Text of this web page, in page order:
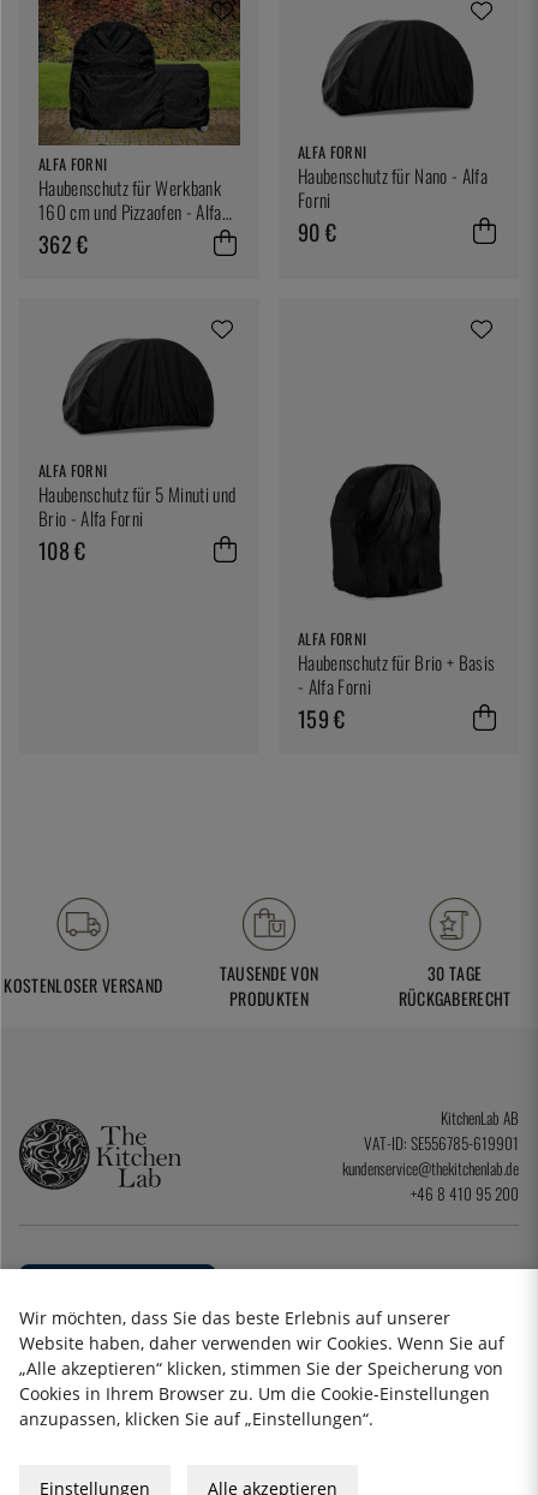
ALFA FORNI
Haubenschutz für Werkbank
160 cm und Pizzaofen - Alfa
Forni
362 €
ALFA FORNI
Haubenschutz für Nano - Alfa
Forni
90 €
ALFA FORNI
Haubenschutz für 5 Minuti und
Brio - Alfa Forni
108 €
ALFA FORNI
Haubenschutz für Brio + Basis
- Alfa Forni
159 €
KOSTENLOSER VERSAND
TAUSENDE VON
PRODUKTEN
30 TAGE
RÜCKGABERECHT
KitchenLab AB
VAT-ID: SE556785-619901
kundenservice@thekitchenlab.de
+46 8 410 95 200
Impressum
Wir möchten, dass Sie das beste Erlebnis auf unserer
Website haben, daher verwenden wir Cookies. Wenn Sie auf
„Alle akzeptieren“ klicken, stimmen Sie der Speicherung von
Cookies in Ihrem Browser zu. Um die Cookie-Einstellungen
anzupassen, klicken Sie auf „Einstellungen“.
Einstellungen Alle akzeptieren